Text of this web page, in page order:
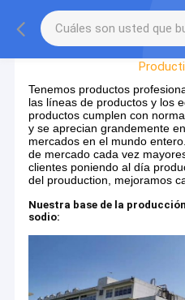
Tenemos productos
las líneas de productos y los
productos cumplen con
y se aprecian grandemente
mercados en el mundo
de mercado cada vez
clientes poniendo al día
del prouduction, mejoramos
Nuestra base de la
sodio: